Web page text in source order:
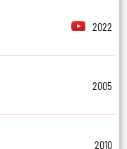
2022
2005
2010